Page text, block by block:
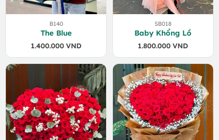
B140
The Blue
1.400.000 VND
SB018
Baby Khổng Lồ
1.800.000 VND